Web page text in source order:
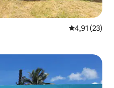
Gemiddelde
4,91 (23)